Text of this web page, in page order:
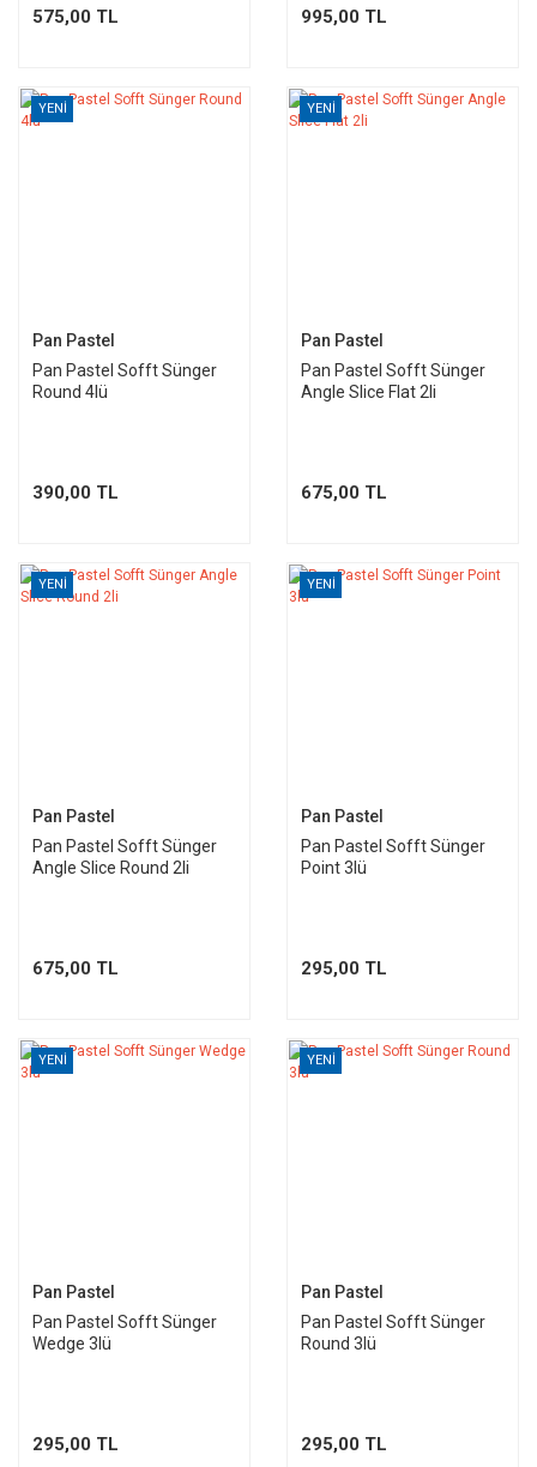
575,00 TL 995,00 TL
YENİ
Pan Pastel
Pan Pastel Sofft Sünger
Round 4lü
390,00 TL
YENİ
Pan Pastel
Pan Pastel Sofft Sünger
Angle Slice Flat 2li
675,00 TL
YENİ
Pan Pastel
Pan Pastel Sofft Sünger
Angle Slice Round 2li
675,00 TL
YENİ
Pan Pastel
Pan Pastel Sofft Sünger
Point 3lü
295,00 TL
YENİ
Pan Pastel
Pan Pastel Sofft Sünger
Wedge 3lü
295,00 TL
YENİ
Pan Pastel
Pan Pastel Sofft Sünger
Round 3lü
295,00 TL